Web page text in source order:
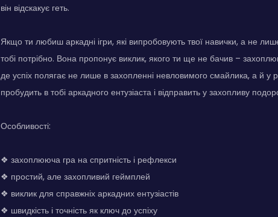
він відскакує геть.
Якщо ти любиш аркадні ігри, які випробовують твої навички, а не
тобі потрібно. Вона пропонує виклик, якого ти ще не бачив –
де успіх полягає не лише в захопленні невловимого смайлика, а й у
пробудить в тобі аркадного ентузіаста і відправить у захопливу
Особливості:
❖ захоплююча гра на спритність і рефлекси
❖ простий, але захопливий геймплей
❖ виклик для справжніх аркадних ентузіастів
❖ швидкість і точність як ключ до успіху